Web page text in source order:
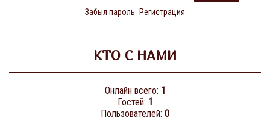
Забыл пароль | Регистрация
КТО С НАМИ
Онлайн всего: 1
Гостей: 1
Пользователей: 0